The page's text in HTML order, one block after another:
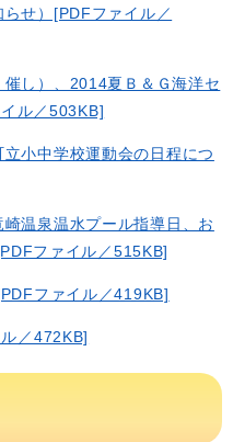
せ）[PDFファイル／
し）、2014夏Ｂ＆Ｇ海洋セ
ル／503KB]
小中学校運動会の日程につ
温泉温水プール指導日、お
ファイル／515KB]
ファイル／419KB]
／472KB]